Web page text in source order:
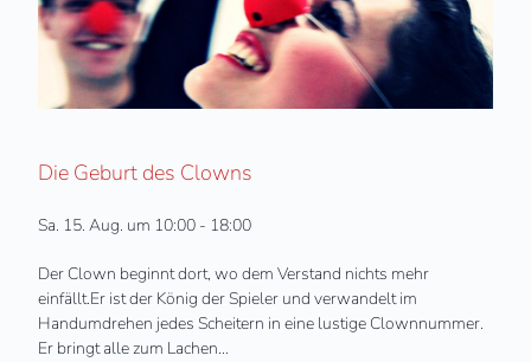
Die Geburt des Clowns
Sa. 15. Aug. um 10:00 - 18:00
Der Clown beginnt dort, wo dem Verstand nichts mehr
einfällt.Er ist der König der Spieler und verwandelt im
Handumdrehen jedes Scheitern in eine lustige Clownnummer.
Er bringt alle zum Lachen...